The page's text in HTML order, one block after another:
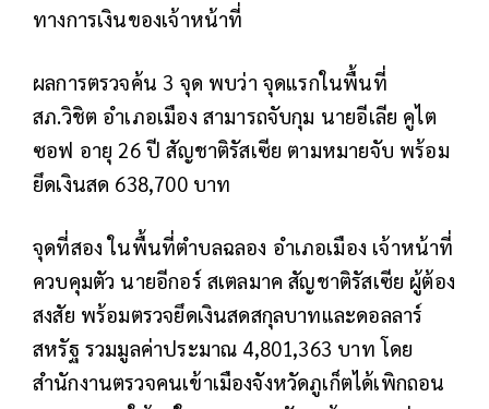
ทางการเงินของเจ้าหน้าที่
ผลการตรวจค้น 3 จุด พบว่า จุดแรกในพื้นที่
สภ.วิชิต อำเภอเมือง สามารถจับกุม นายอีเลีย คูไต
ซอฟ อายุ 26 ปี สัญชาติรัสเซีย ตามหมายจับ พร้อม
ยึดเงินสด 638,700 บาท
จุดที่สอง ในพื้นที่ตำบลฉลอง อำเภอเมือง เจ้าหน้าที่
ควบคุมตัว นายอีกอร์ สเตลมาค สัญชาติรัสเซีย ผู้ต้อง
สงสัย พร้อมตรวจยึดเงินสดสกุลบาทและดอลลาร์
สหรัฐ รวมมูลค่าประมาณ 4,801,363 บาท โดย
สำนักงานตรวจคนเข้าเมืองจังหวัดภูเก็ตได้เพิกถอน